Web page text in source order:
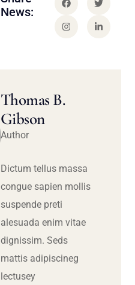
News:
Thomas B.
Gibson
Author
Dictum tellus massa
congue sapien mollis
suspende preti
alesuada enim vitae
dignissim. Seds
mattis adipiscineg
lectusey